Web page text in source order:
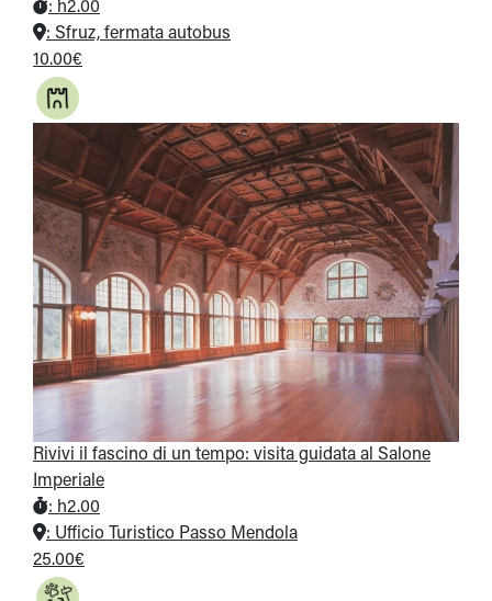
: h2.00
: Sfruz, fermata autobus
10.00€
Rivivi il fascino di un tempo: visita guidata al Salone
Imperiale
: h2.00
: Ufficio Turistico Passo Mendola
25.00€